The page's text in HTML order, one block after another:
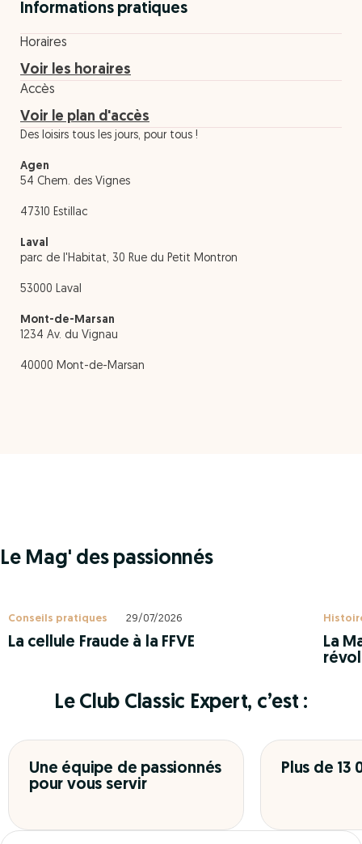
Informations pratiques
Horaires
Voir les horaires
Accès
Voir le plan d'accès
Des loisirs tous les jours, pour tous !
Agen
54 Chem. des Vignes
47310 Estillac
Laval
parc de l'Habitat, 30 Rue du Petit Montron
53000 Laval
Mont-de-Marsan
1234 Av. du Vignau
40000 Mont-de-Marsan
Le Mag' des passionnés
Conseils pratiques 29/07/2026
La cellule Fraude à la FFVE
La
Le Club Classic Expert, c’est :
Une équipe de passionnés
pour vous servir
Plus de 13